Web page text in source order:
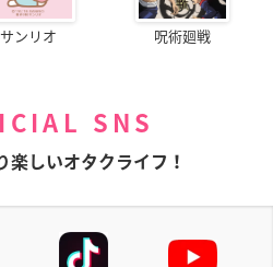
サンリオ 呪術廻戦
SNS
楽しいオタクライフ！